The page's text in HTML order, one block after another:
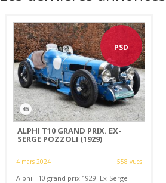
PSD
45
ALPHI T10 GRAND PRIX. EX-
SERGE POZZOLI (1929)
4 mars 2024 558 vues
Alphi T10 grand prix 1929. Ex-Serge